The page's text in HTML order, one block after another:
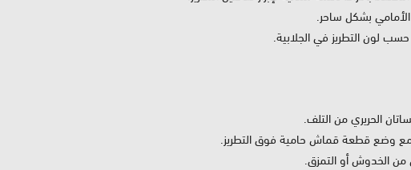
الأمامي بشكل ساحر.
التطريز في الجلابية.
الحريري من التلف.
مع وضع قطعة قماش حامية فوق التطريز.
من الخدوش أو التمزق.